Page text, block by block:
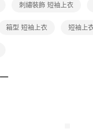
技股份有限公司提供之「AFTEE
股份有限公司。
者請事先徵得法定代理人或監護人
享後付」時，將依據個別帳號
刺繡裝飾 短袖上衣
箱型 短袖上衣 短袖上